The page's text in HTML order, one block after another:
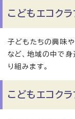
こどもエコク
子どもたちの興味
など、地域の中で
り組みます。
こどもエコク